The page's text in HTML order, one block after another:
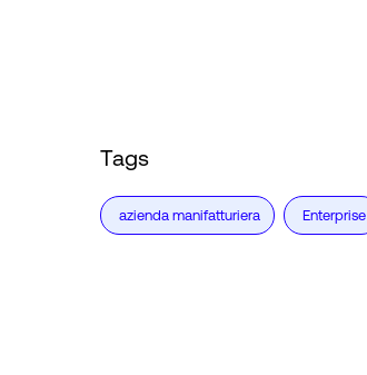
Tags
azienda manifatturiera Enterprise